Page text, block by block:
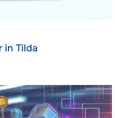
in Tilda